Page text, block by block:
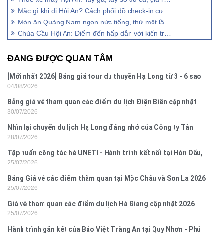
Mặc gì khi đi Hội An? Cách phối đồ check-in cực đỉnh
Món ăn Quảng Nam ngon nức tiếng, thử một lần là mê đắm đuối
Chùa Cầu Hội An: Điểm đến hấp dẫn với kiến trúc độc đáo
ĐANG ĐƯỢC QUAN TÂM
[Mới nhất 2026] Bảng giá tour du thuyền Hạ Long từ 3 - 6 sao
04/08/2026
Bảng giá vé tham quan các điểm du lịch Điện Biên cập nhật
2026
30/07/2026
Nhìn lại chuyến du lịch Hạ Long đáng nhớ của Công ty Tân
Hưng 2026
28/07/2026
Tập huấn công tác hè UNETI - Hành trình kết nối tại Hòn Dấu,
Đồ Sơn
25/07/2026
Bảng Giá vé các điểm thăm quan tại Mộc Châu và Sơn La 2026
25/07/2026
Giá vé tham quan các điểm du lịch Hà Giang cập nhật 2026
25/07/2026
Hành trình gắn kết của Bảo Việt Tràng An tại Quy Nhơn - Phú